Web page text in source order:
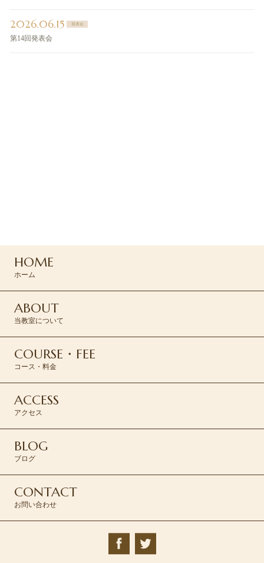
2026.06.15 発表会
第14回発表会
HOME
ホーム
ABOUT
当教室について
COURSE・FEE
コース・料金
ACCESS
アクセス
BLOG
ブログ
CONTACT
お問い合わせ